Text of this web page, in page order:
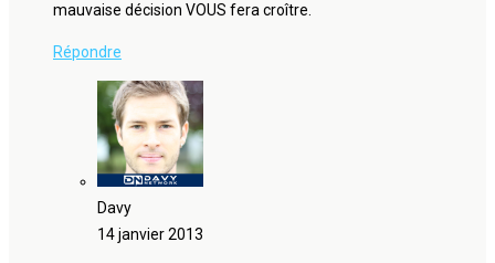
mauvaise décision VOUS fera croître.
Répondre
Davy
14 janvier 2013